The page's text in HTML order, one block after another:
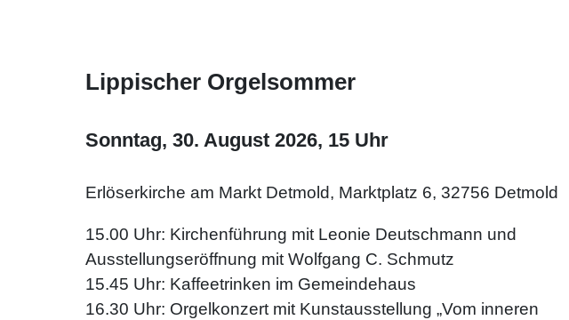
Lippischer Orgelsommer
Sonntag, 30. August 2026, 15 Uhr
Erlöserkirche am Markt Detmold, Marktplatz 6, 32756 Detmold
15.00 Uhr: Kirchenführung mit Leonie Deutschmann und
Ausstellungseröffnung mit Wolfgang C. Schmutz
15.45 Uhr: Kaffeetrinken im Gemeindehaus
16.30 Uhr: Orgelkonzert mit Kunstausstellung „Vom inneren